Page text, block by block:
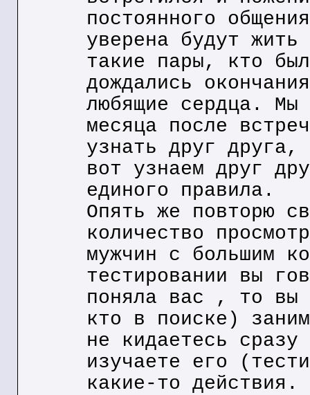
постоянного
уверена будут
такие пары, кто
дождались
любящие сердца. Мы
месяца после
узнать друг
вот узнаем друг
единого правила.
Опять же повторю
количество
мужчин с большим
тестировании вы
поняла вас , то вы
кто в поиске)
не кидаетесь
изучаете его
какие-то действия.